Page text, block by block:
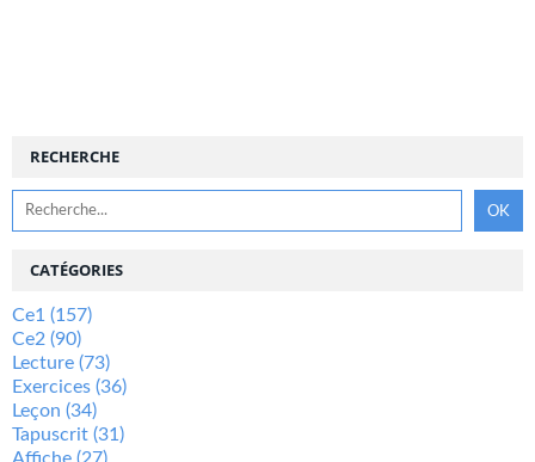
RECHERCHE
CATÉGORIES
Ce1 (157)
Ce2 (90)
Lecture (73)
Exercices (36)
Leçon (34)
Tapuscrit (31)
Affiche (27)